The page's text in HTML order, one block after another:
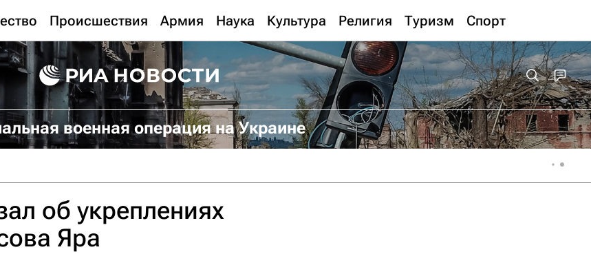
Происшествия Армия Наука Культура Религия Туризм Спорт
военная операция на Украине
об укреплениях
Яра